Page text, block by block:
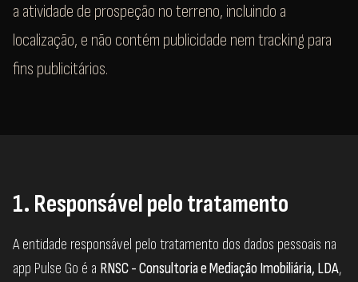
a atividade de prospeção no terreno, incluindo a
localização, e não contém publicidade nem tracking para
fins publicitários.
1. Responsável pelo tratamento
A entidade responsável pelo tratamento dos dados pessoais na
app Pulse Go é a RNSC - Consultoria e Mediação Imobiliária, LDA,